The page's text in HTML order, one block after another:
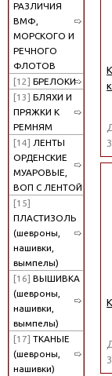
РАЗЛИЧИЯ
ВМФ,
МОРСКОГО И
РЕЧНОГО
ФЛОТОВ
[12] БРЕЛОКИ
[13] БЛЯХИ И
ПРЯЖКИ К
РЕМНЯМ
[14] ЛЕНТЫ
ОРДЕНСКИЕ
МУАРОВЫЕ,
ВОП С ЛЕНТОЙ
[15]
ПЛАСТИЗОЛЬ
(шевроны,
нашивки,
вымпелы)
[16] ВЫШИВКА
(шевроны,
нашивки,
вымпелы)
[17] ТКАНЫЕ
(шевроны,
нашивки)